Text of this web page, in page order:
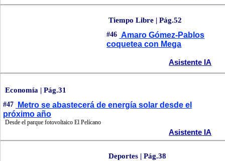
Tiempo Libre | Pág.52
#46 Amaro Gómez-Pablos
coquetea con Mega
Asistente IA
Economía | Pág.31
#47
Metro se abastecerá de energía solar desde el
próximo año
Desde el parque fotovoltaico El Pelícano
Asistente IA
Deportes | Pág.38